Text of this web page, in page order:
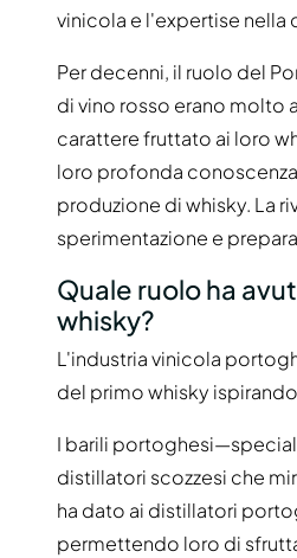
vinicola e l'expertise nella
Per decenni, il ruolo del
di vino rosso erano molto
carattere fruttato ai loro
loro profonda
produzione di whisky. La
sperimentazione e
Quale ruolo ha
whisky?
L'industria vinicola
del primo whisky
I barili
distillatori scozzesi che
ha dato ai distillatori
permettendo loro di